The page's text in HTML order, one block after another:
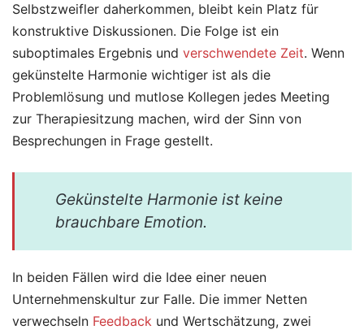
Selbstzweifler daherkommen, bleibt kein Platz für
konstruktive Diskussionen. Die Folge ist ein
suboptimales Ergebnis und verschwendete Zeit. Wenn
gekünstelte Harmonie wichtiger ist als die
Problemlösung und mutlose Kollegen jedes Meeting
zur Therapiesitzung machen, wird der Sinn von
Besprechungen in Frage gestellt.
Gekünstelte Harmonie ist keine
brauchbare Emotion.
In beiden Fällen wird die Idee einer neuen
Unternehmenskultur zur Falle. Die immer Netten
verwechseln Feedback und Wertschätzung, zwei